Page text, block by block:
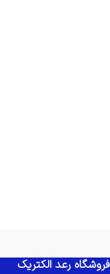
فروشگاه رعد الکتریک